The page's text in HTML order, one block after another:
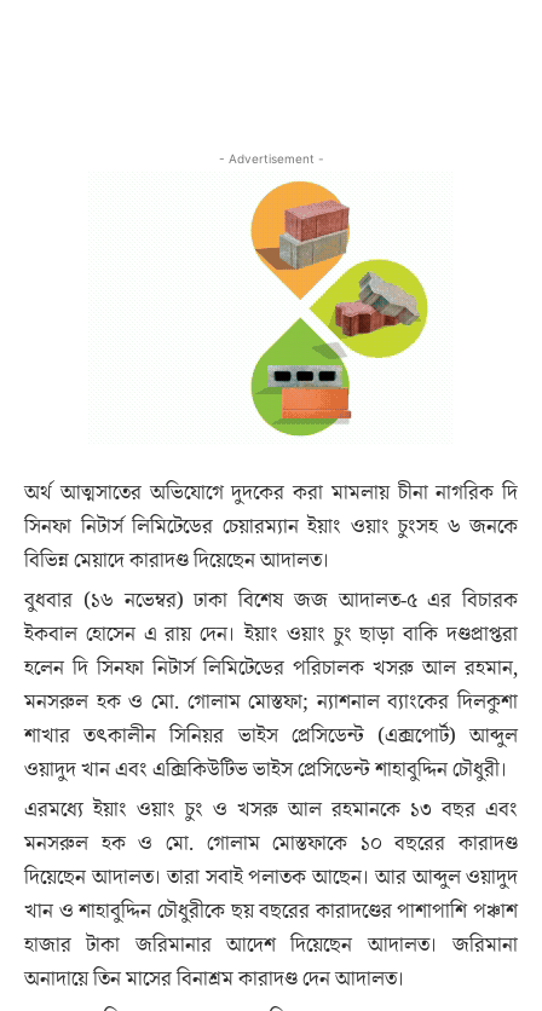
- Advertisement -
অর্থ আত্মসাতের অভিযোগে দুদকের করা মামলায় চীনা নাগরিক দি
সিনফা নিটার্স লিমিটেডের চেয়ারম্যান ইয়াং ওয়াং চুংসহ ৬ জনকে
বিভিন্ন মেয়াদে কারাদণ্ড দিয়েছেন আদালত।
বুধবার (১৬ নভেম্বর) ঢাকা বিশেষ জজ আদালত-৫ এর বিচারক
ইকবাল হোসেন এ রায় দেন। ইয়াং ওয়াং চুং ছাড়া বাকি দণ্ডপ্রাপ্তরা
হলেন দি সিনফা নিটার্স লিমিটেডের পরিচালক খসরু আল রহমান,
মনসরুল হক ও মো. গোলাম মোস্তফা; ন্যাশনাল ব্যাংকের দিলকুশা
শাখার তৎকালীন সিনিয়র ভাইস প্রেসিডেন্ট (এক্সপোর্ট) আব্দুল
ওয়াদুদ খান এবং এক্সিকিউটিভ ভাইস প্রেসিডেন্ট শাহাবুদ্দিন চৌধুরী।
এরমধ্যে ইয়াং ওয়াং চুং ও খসরু আল রহমানকে ১৩ বছর এবং
মনসরুল হক ও মো. গোলাম মোস্তফাকে ১০ বছরের কারাদণ্ড
দিয়েছেন আদালত। তারা সবাই পলাতক আছেন। আর আব্দুল ওয়াদুদ
খান ও শাহাবুদ্দিন চৌধুরীকে ছয় বছরের কারাদণ্ডের পাশাপাশি পঞ্চাশ
হাজার টাকা জরিমানার আদেশ দিয়েছেন আদালত। জরিমানা
অনাদায়ে তিন মাসের বিনাশ্রম কারাদণ্ড দেন আদালত।